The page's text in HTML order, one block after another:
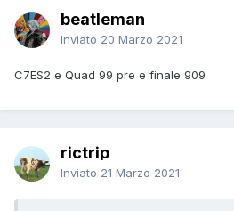
beatleman
Inviato 20 Marzo 2021
C7ES2 e Quad 99 pre e finale 909
rictrip
Inviato 21 Marzo 2021